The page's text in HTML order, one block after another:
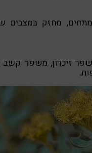
מתחים, מחזק
זיכרון, משפר קשב